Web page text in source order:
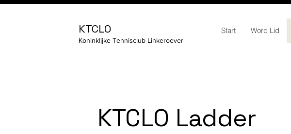
KTCLO
Koninklijke Tennisclub Linkeroever
Start Word Lid
KTCLO Ladder